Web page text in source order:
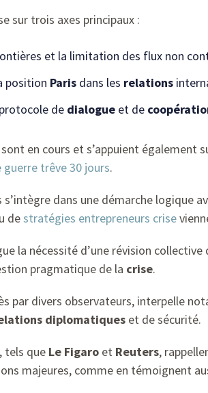
sur trois axes principaux :
et la limitation des flux non
position Paris dans les relations
de dialogue et de
en cours et s’appuient également
guerre trêve 30 jours.
s’intègre dans une démarche
destratégies entrepreneurs crise
la nécessité d’une révision
pragmatique de la crise.
par divers observateurs, interpelle
diplomatiques et de sécurité.
tels que Le Figaro et Reuters,
majeures, comme en témoignent